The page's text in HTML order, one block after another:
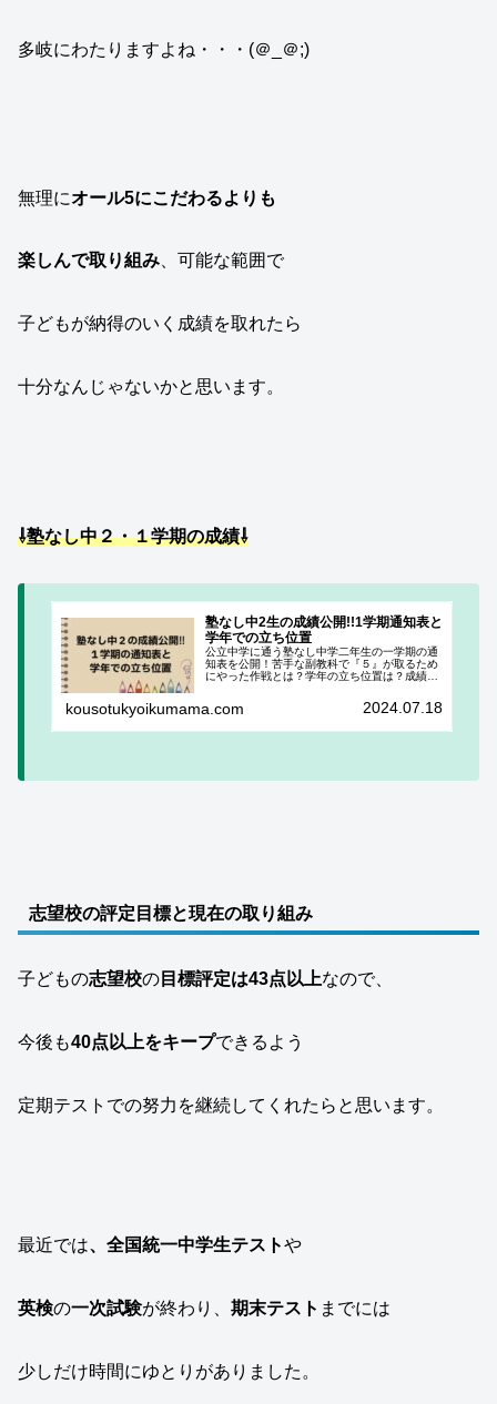
多岐にわたりますよね・・・(＠_＠;)
無理にオール5にこだわるよりも
楽しんで取り組み、可能な範囲で
子どもが納得のいく成績を取れたら
十分なんじゃないかと思います。
⇩塾なし中２・１学期の成績⇩
塾なし中2生の成績公開!!1学期通知表と
学年での立ち位置
公立中学に通う塾なし中学二年生の一学期の通
知表を公開！苦手な副教科で『５』が取るため
にやった作戦とは？学年の立ち位置は？成績を
kousotukyoikumama.com 2024.07.18
志望校の評定目標と現在の取り組み
子どもの志望校の 目標評定は43点以上なので、
今後も40点以上をキープできるよう
定期テストでの努力を継続してくれたらと思います。
最近では、全国統一中学生テストや
英検の一次試験が終わり、 期末テスト までには
少しだけ時間にゆとりがありました。